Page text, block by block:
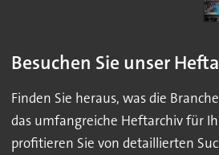
Besuchen Sie unser
Finden Sie heraus, was die
das umfangreiche Heftarchiv für
profitieren Sie von detaillierten